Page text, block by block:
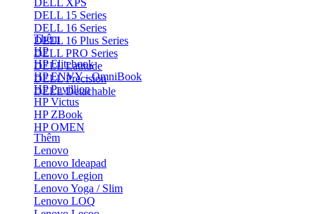
DELL XPS
DELL 15 Series
DELL 16 Series
DELL 16 Plus Series
DELL PRO Series
DELL Latitude
DELL Precision
DELL Detachable
Thêm
HP
HP Elitebook
HP ENVY - OmniBook
HP Pavillion
HP Victus
HP ZBook
HP OMEN
Thêm
Lenovo
Lenovo Ideapad
Lenovo Legion
Lenovo Yoga / Slim
Lenovo LOQ